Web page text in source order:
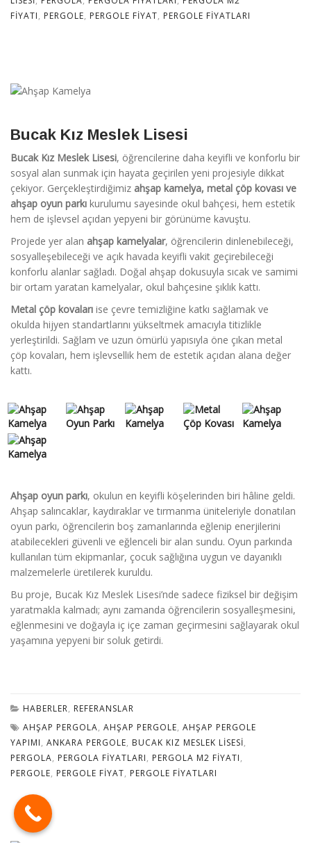
FIYATI, PERGOLE, PERGOLE FIYAT, PERGOLE FIYATLARI
Bucak Kız Meslek Lisesi
Bucak Kız Meslek Lisesi, öğrencilerine daha keyifli ve konforlu bir
sosyal alan sunmak için hayata geçirilen yeni projesiyle dikkat
çekiyor. Gerçekleştirdiğimiz ahşap kamelya, metal çöp kovası ve
ahşap oyun parkı kurulumu sayesinde okul bahçesi, hem estetik
hem de işlevsel açıdan yepyeni bir görünüme kavuştu.
Projede yer alan ahşap kamelyalar, öğrencilerin dinlenebileceği,
sosyalleşebileceği ve açık havada keyifli vakit geçirebileceği
konforlu alanlar sağladı. Doğal ahşap dokusuyla sıcak ve samimi
bir ortam yaratan kamelyalar, okul bahçesine şıklık kattı.
Metal çöp kovaları ise çevre temizliğine katkı sağlamak ve
okulda hijyen standartlarını yükseltmek amacıyla titizlikle
yerleştirildi. Sağlam ve uzun ömürlü yapısıyla öne çıkan metal
çöp kovaları, hem işlevsellik hem de estetik açıdan alana değer
kattı.
Ahşap oyun parkı, okulun en keyifli köşelerinden biri hâline geldi.
Ahşap salıncaklar, kaydıraklar ve tırmanma üniteleriyle donatılan
oyun parkı, öğrencilerin boş zamanlarında eğlenip enerjilerini
atabilecekleri güvenli ve eğlenceli bir alan sundu. Oyun parkında
kullanılan tüm ekipmanlar, çocuk sağlığına uygun ve dayanıklı
malzemelerle üretilerek kuruldu.
Bu proje, Bucak Kız Meslek Lisesi’nde sadece fiziksel bir değişim
yaratmakla kalmadı; aynı zamanda öğrencilerin sosyalleşmesini,
eğlenmesini ve doğayla iç içe zaman geçirmesini sağlayarak okul
yaşamına yepyeni bir soluk getirdi.
HABERLER, REFERANSLAR
AHŞAP PERGOLA, AHŞAP PERGOLE, AHŞAP PERGOLE
YAPIMI, ANKARA PERGOLE, BUCAK KIZ MESLEK LISESI,
PERGOLA, PERGOLA FIYATLARI, PERGOLA M2 FIYATI,
PERGOLE, PERGOLE FIYAT, PERGOLE FIYATLARI